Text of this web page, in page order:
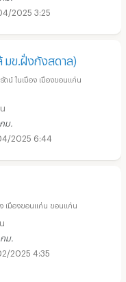
2025 3:25
มข.​ฝั่งกังสดาล)
ตน์ ในเมือง เมืองขอนแก่น
ม.
2025 6:44
เมืองขอนแก่น ขอนแก่น
ม.
2025 4:35